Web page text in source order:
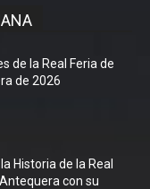
de la Real Feria de
de 2026
Historia de la Real
con su